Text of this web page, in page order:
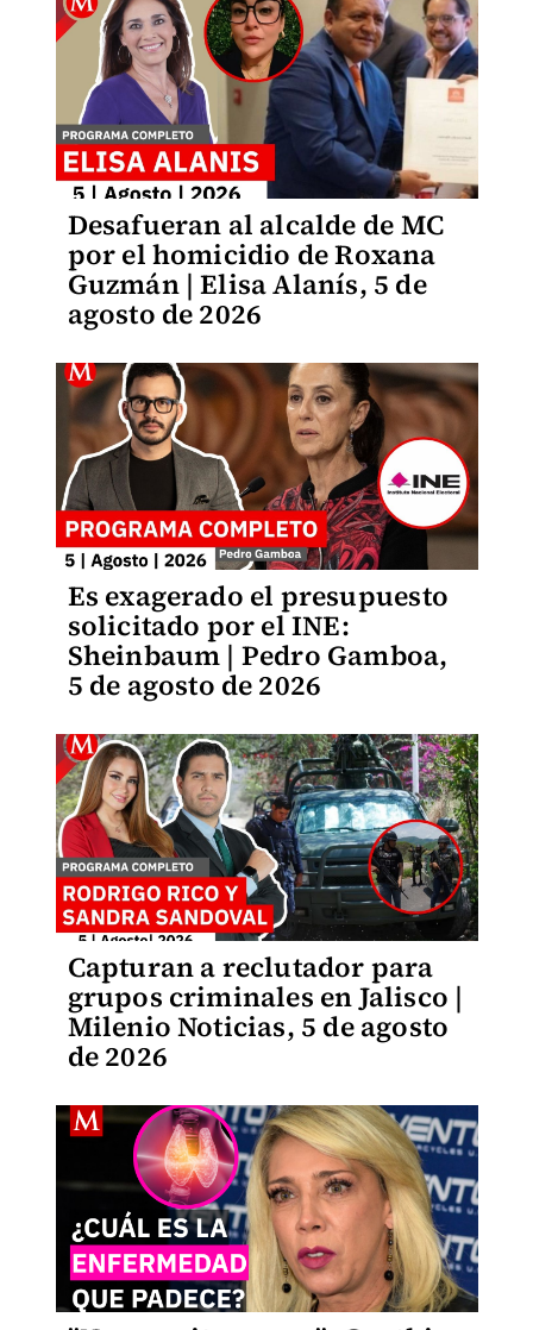
Desafueran al alcalde de MC
por el homicidio de Roxana
Guzmán | Elisa Alanís, 5 de
agosto de 2026
Es exagerado el presupuesto
solicitado por el INE:
Sheinbaum | Pedro Gamboa,
5 de agosto de 2026
Capturan a reclutador para
grupos criminales en Jalisco |
Milenio Noticias, 5 de agosto
de 2026